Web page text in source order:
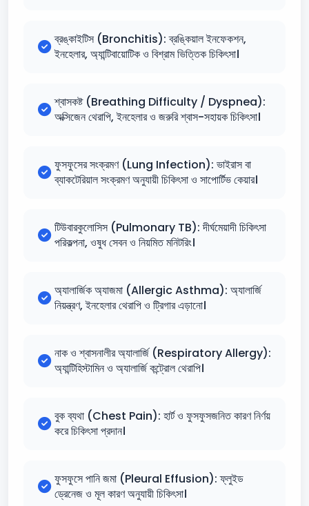
ব্রঙ্কাইটিস (Bronchitis): ব্রঙ্কিয়াল ইনফেকশন,
ইনহেলার, অ্যান্টিবায়োটিক ও বিশ্রাম ভিত্তিক চিকিৎসা।
শ্বাসকষ্ট (Breathing Difficulty / Dyspnea):
অক্সিজেন থেরাপি, ইনহেলার ও জরুরি শ্বাস-সহায়ক চিকিৎসা।
ফুসফুসের সংক্রমণ (Lung Infection): ভাইরাস বা
ব্যাকটেরিয়াল সংক্রমণ অনুযায়ী চিকিৎসা ও সাপোর্টিভ কেয়ার।
টিউবারকুলোসিস (Pulmonary TB): দীর্ঘমেয়াদী চিকিৎসা
পরিকল্পনা, ওষুধ সেবন ও নিয়মিত মনিটরিং।
অ্যালার্জিক অ্যাজমা (Allergic Asthma): অ্যালার্জি
নিয়ন্ত্রণ, ইনহেলার থেরাপি ও ট্রিগার এড়ানো।
নাক ও শ্বাসনালীর অ্যালার্জি (Respiratory Allergy):
অ্যান্টিহিস্টামিন ও অ্যালার্জি কন্ট্রোল থেরাপি।
বুক ব্যথা (Chest Pain): হার্ট ও ফুসফুসজনিত কারণ নির্ণয়
করে চিকিৎসা প্রদান।
ফুসফুসে পানি জমা (Pleural Effusion): ফ্লুইড
ড্রেনেজ ও মূল কারণ অনুযায়ী চিকিৎসা।